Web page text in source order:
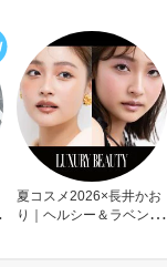
夏コスメ2026×長井かお
り｜ヘルシー＆ラベンダ